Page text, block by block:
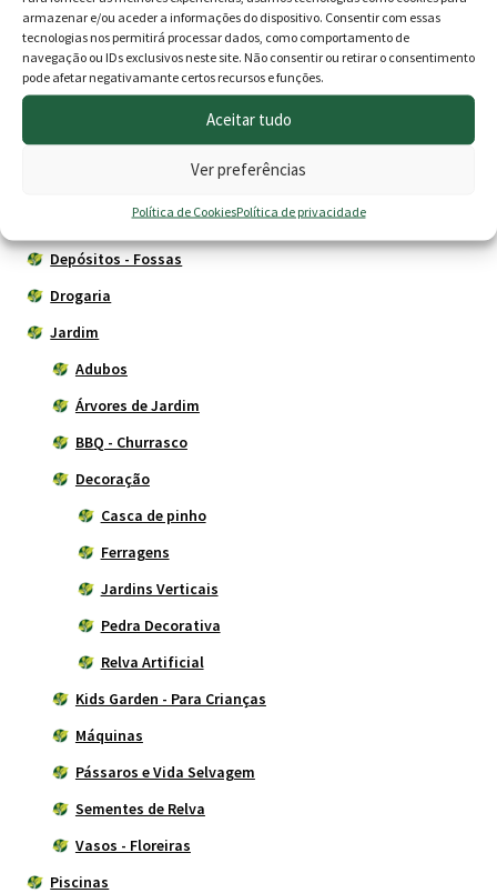
armazenar e/ou aceder a informações do dispositivo. Consentir com essas
tecnologias nos permitirá processar dados, como comportamento de
navegação ou IDs exclusivos neste site. Não consentir ou retirar o consentimento
pode afetar negativamante certos recursos e funções.
Aceitar tudo
Ver preferências
Política de CookiesPolítica de privacidade
Produtos
Animais
Construção
Depósitos - Fossas
Drogaria
Jardim
Adubos
Árvores de Jardim
BBQ - Churrasco
Decoração
Casca de pinho
Ferragens
Jardins Verticais
Pedra Decorativa
Relva Artificial
Kids Garden - Para Crianças
Máquinas
Pássaros e Vida Selvagem
Sementes de Relva
Vasos - Floreiras
Piscinas